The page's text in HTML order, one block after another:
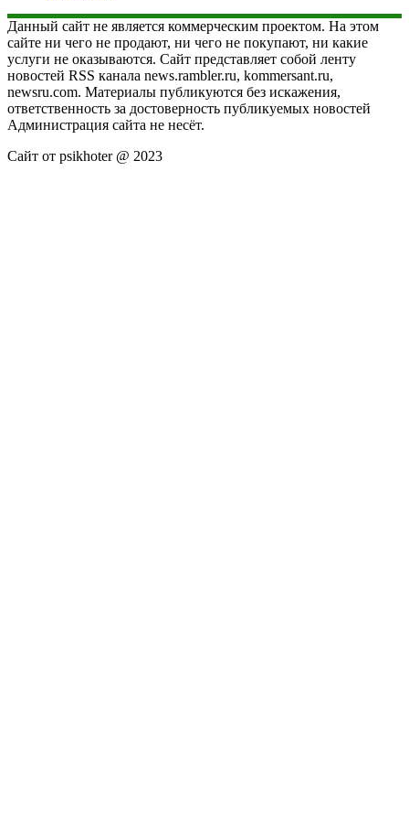
Данный сайт не является коммерческим проектом. На этом
сайте ни чего не продают, ни чего не покупают, ни какие
услуги не оказываются. Сайт представляет собой ленту
новостей RSS канала news.rambler.ru, kommersant.ru,
newsru.com. Материалы публикуются без искажения,
ответственность за достоверность публикуемых новостей
Администрация сайта не несёт.
Сайт от psikhoter @ 2023